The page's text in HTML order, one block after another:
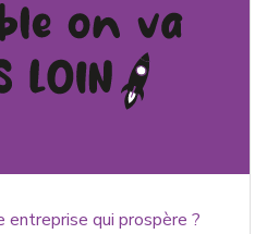
entreprise qui prospère ?